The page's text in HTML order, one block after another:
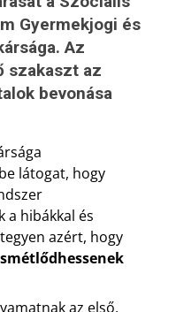
Gyermekjogi és
Az
szakaszt az
bevonása
látogat, hogy
a hibákkal és
azért, hogy
az első,